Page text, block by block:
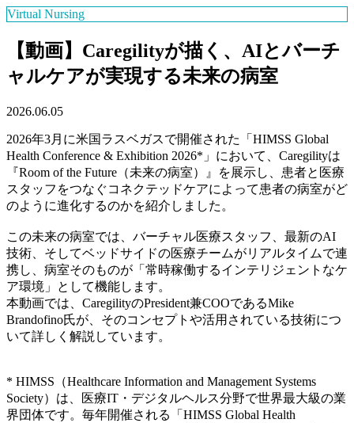
Virtual Nursing
【動画】Caregilityが描く、AIとバーチ
ャルケアが実現する未来の病室
2026.06.05
2026年3月に米国ラスベガスで開催された「HIMSS Global
Health Conference & Exhibition 2026*」において、Caregilityは
『Room of the Future（未来の病室）』を展示し、患者と医療
スタッフをつなぐコネクテッドケアによって患者の病室がど
のように進化するのかを紹介しました。
この未来の病室では、バーチャル医療スタッフ、最新のAI
技術、そしてベッドサイドの医療チームがリアルタイムで連
携し、病室そのものが「常時稼働するインテリジェントなケ
ア環境」として機能します。
本動画では、CaregilityのPresident兼COOであるMike
Brandofino氏が、そのコンセプトや活用されている技術につ
いて詳しく解説しています。
* HIMSS（Healthcare Information and Management Systems
Society）は、医療IT・デジタルヘルス分野で世界最大級の業
界団体です。毎年開催される「HIMSS Global Health